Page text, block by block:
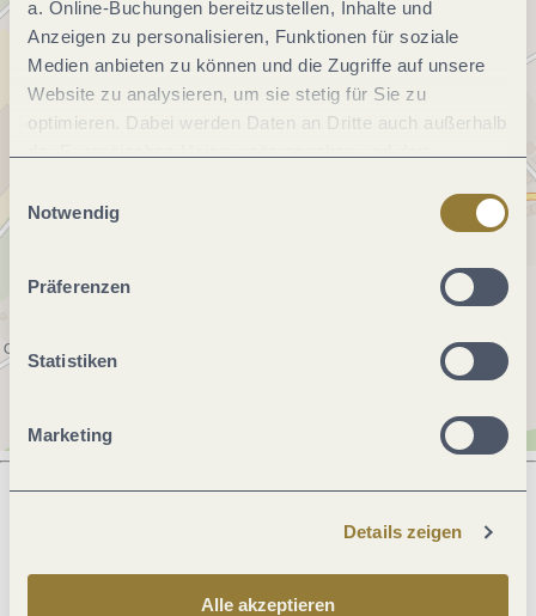
a. Online-Buchungen bereitzustellen, Inhalte und
Anzeigen zu personalisieren, Funktionen für soziale
Medien anbieten zu können und die Zugriffe auf unsere
Website zu analysieren, um sie stetig für Sie zu
optimieren. Dabei werden Daten an Dritte auch außerhalb
jederzeit widerrufen werden. Mit der Auswahl "Alle
ablehnen" kann es zu Beeinträchtigungen in der Nutzung
Notwendig
Präferenzen
Statistiken
Marketing
Details zeigen
Alle akzeptieren